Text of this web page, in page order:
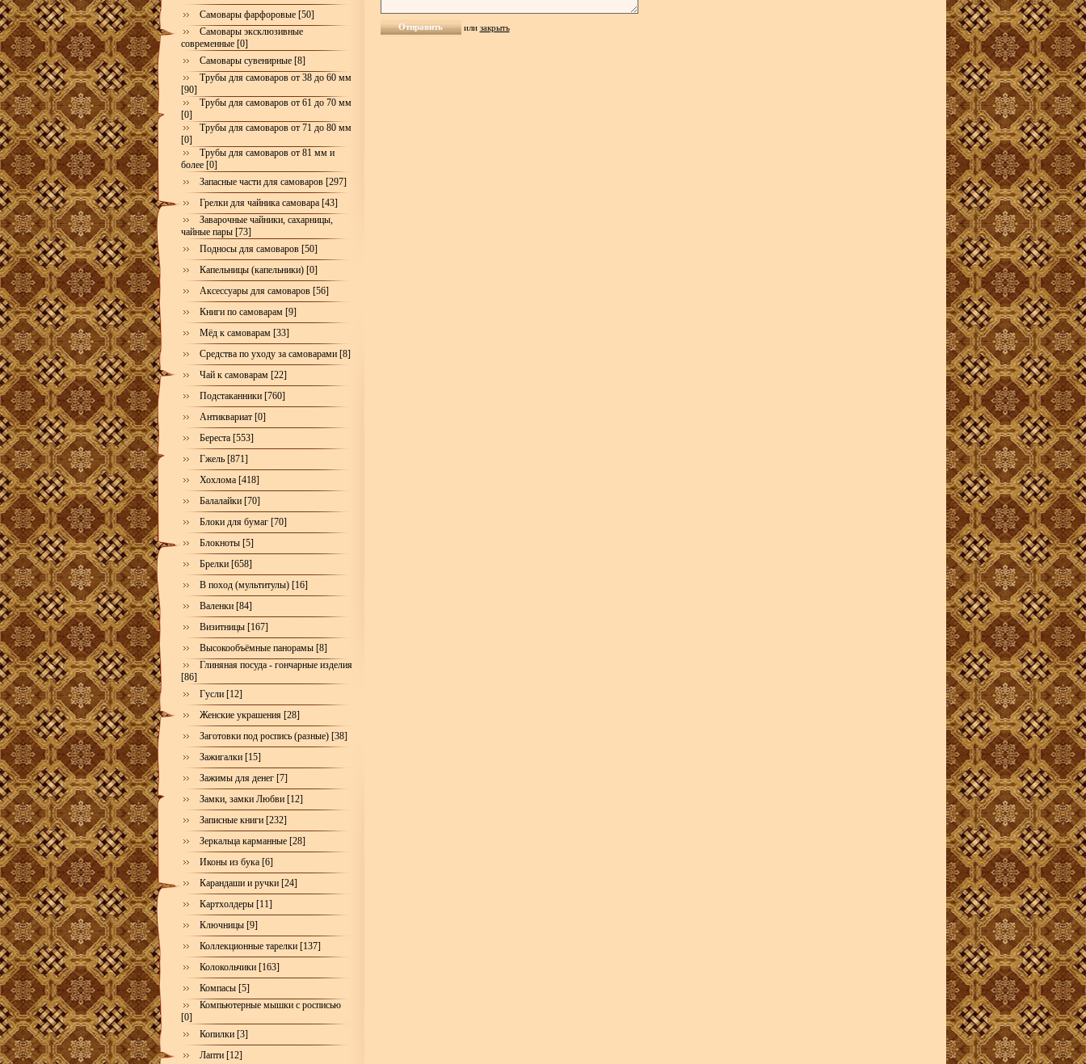
Самовары фарфоровые [50]
Самовары эксклюзивные
современные [0]
Самовары сувенирные [8]
Трубы для самоваров от 38 до 60 мм
[90]
Трубы для самоваров от 61 до 70 мм
[0]
Трубы для самоваров от 71 до 80 мм
[0]
Трубы для самоваров от 81 мм и
более [0]
Запасные части для самоваров [297]
Грелки для чайника самовара [43]
Заварочные чайники, сахарницы,
чайные пары [73]
Подносы для самоваров [50]
Капельницы (капельники) [0]
Аксессуары для самоваров [56]
Книги по самоварам [9]
Мёд к самоварам [33]
Средства по уходу за самоварами [8]
Чай к самоварам [22]
Подстаканники [760]
Антиквариат [0]
Береста [553]
Гжель [871]
Хохлома [418]
Балалайки [70]
Блоки для бумаг [70]
Блокноты [5]
Брелки [658]
В поход (мультитулы) [16]
Валенки [84]
Визитницы [167]
Высокообъёмные панорамы [8]
Глиняная посуда - гончарные изделия
[86]
Гусли [12]
Женские украшения [28]
Заготовки под роспись (разные) [38]
Зажигалки [15]
Зажимы для денег [7]
Замки, замки Любви [12]
Записные книги [232]
Зеркальца карманные [28]
Иконы из бука [6]
Карандаши и ручки [24]
Картхолдеры [11]
Ключницы [9]
Коллекционные тарелки [137]
Колокольчики [163]
Компасы [5]
Компьютерные мышки с росписью
[0]
Копилки [3]
Лапти [12]
или закрыть